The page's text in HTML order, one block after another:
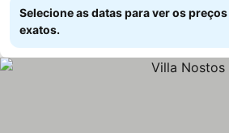
Selecione as datas para ver os preços
exatos.